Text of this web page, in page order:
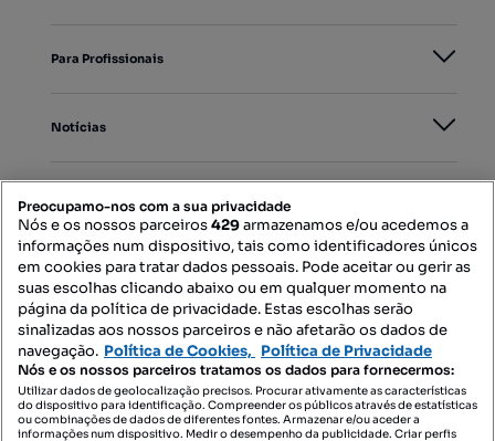
Para Profissionais
Notícias
Mapa do Site
Contacte-nos
SIGA-NOS:
Preocupamo-nos com a sua privacidade
Nós e os nossos parceiros429armazenamos e/ou acedemos a
informações num dispositivo, tais como identificadores únicos
em cookies para tratar dados pessoais. Pode aceitar ou gerir as
suas escolhas clicando abaixo ou em qualquer momento na
página da política de privacidade. Estas escolhas serão
sinalizadas aos nossos parceiros e não afetarão os dados de
navegação. Política de Cookies, Política de Privacidade
Nós e os nossos parceiros tratamos os dados para fornecermos:
Utilizar dados de geolocalização precisos. Procurar ativamente as características
do dispositivo para identificação. Compreender os públicos através de estatísticas
ou combinações de dados de diferentes fontes. Armazenar e/ou aceder a
informações num dispositivo. Medir o desempenho da publicidade. Criar perfis